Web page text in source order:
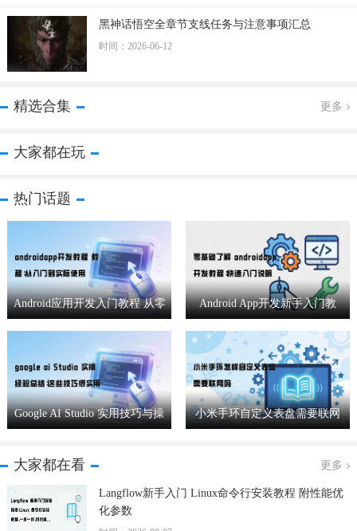
黑神话悟空全章节支线任务与注意事项汇总
时间：2026-06-12
精选合集 更多
大家都在玩
热门话题
Android应用开发入门教程 从零
基础到实战应用
Android App开发新手入门教
程：从零基础到快速上手
Google AI Studio 实用技巧与操
作经验分享
小米手环自定义表盘需要联网
吗
大家都在看 更多
Langflow新手入门 Linux命令行安装教程 附性能优
化参数